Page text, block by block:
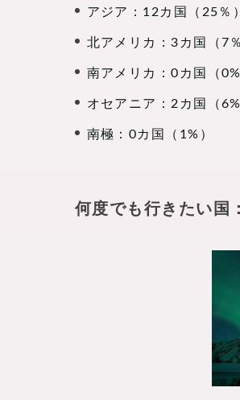
アジア：12カ国（25％）
北アメリカ：3カ国（7
南アメリカ：0カ国（0%
オセアニア：2カ国（6%
南極：0カ国（1%）
何度でも行きたい国